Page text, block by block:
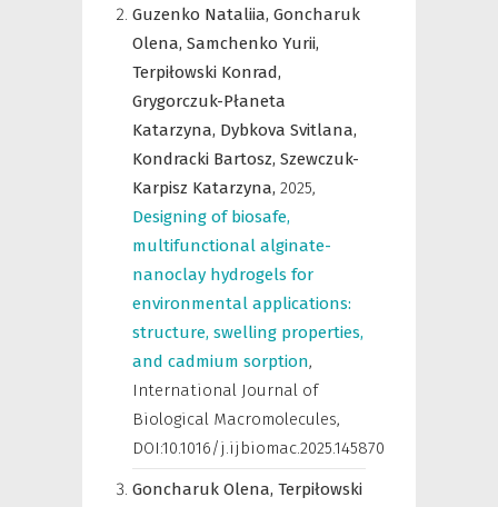
Guzenko Nataliia, Goncharuk
Olena, Samchenko Yurii,
Terpiłowski Konrad,
Grygorczuk-Płaneta
Katarzyna, Dybkova Svitlana,
Kondracki Bartosz, Szewczuk-
Karpisz Katarzyna, 2025,
Designing of biosafe,
multifunctional alginate-
nanoclay hydrogels for
environmental applications:
structure, swelling properties,
and cadmium sorption,
International Journal of
Biological Macromolecules,
DOI:10.1016/j.ijbiomac.2025.145870
Goncharuk Olena, Terpiłowski